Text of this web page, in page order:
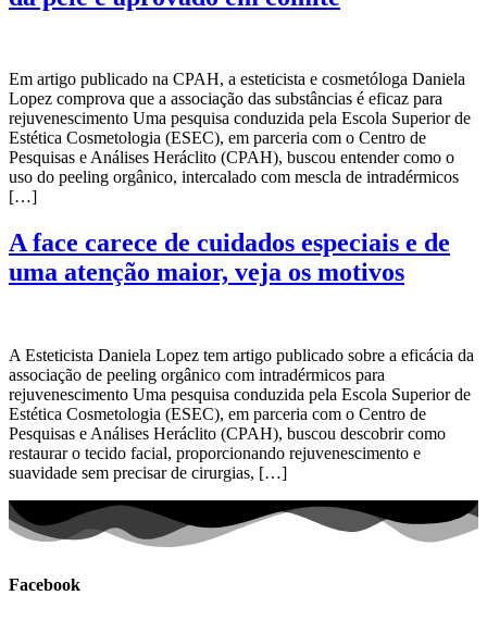
Em artigo publicado na CPAH, a esteticista e cosmetóloga Daniela
Lopez comprova que a associação das substâncias é eficaz para
rejuvenescimento Uma pesquisa conduzida pela Escola Superior de
Estética Cosmetologia (ESEC), em parceria com o Centro de
Pesquisas e Análises Heráclito (CPAH), buscou entender como o
uso do peeling orgânico, intercalado com mescla de intradérmicos
[…]
A face carece de cuidados especiais e de
uma atenção maior, veja os motivos
A Esteticista Daniela Lopez tem artigo publicado sobre a eficácia da
associação de peeling orgânico com intradérmicos para
rejuvenescimento Uma pesquisa conduzida pela Escola Superior de
Estética Cosmetologia (ESEC), em parceria com o Centro de
Pesquisas e Análises Heráclito (CPAH), buscou descobrir como
restaurar o tecido facial, proporcionando rejuvenescimento e
suavidade sem precisar de cirurgias, […]
Facebook